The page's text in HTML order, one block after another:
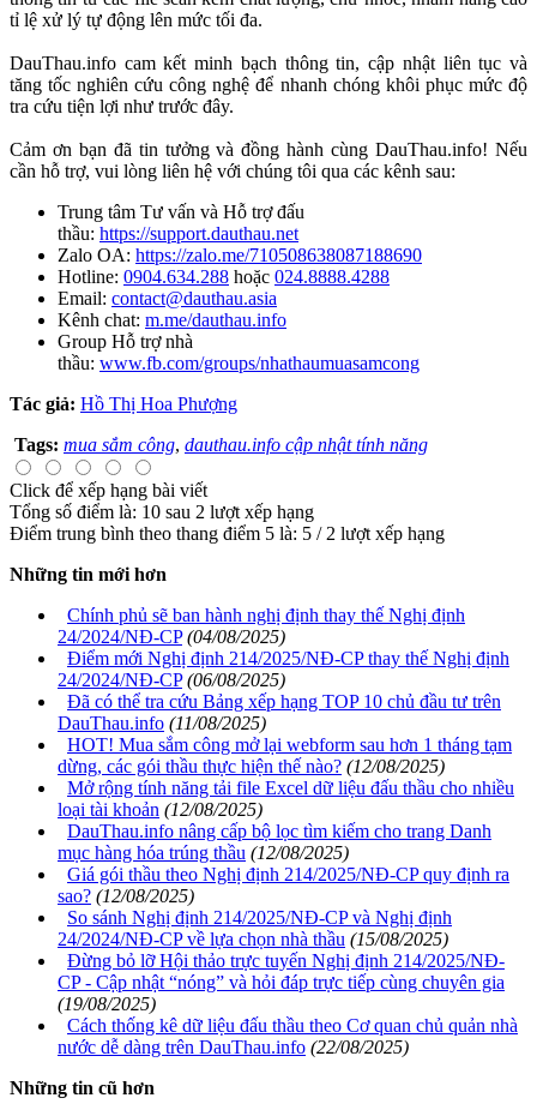
tỉ lệ xử lý tự động lên mức tối đa.
DauThau.info cam kết minh bạch thông tin, cập nhật liên tục và
tăng tốc nghiên cứu công nghệ để nhanh chóng khôi phục mức độ
tra cứu tiện lợi như trước đây.
Cảm ơn bạn đã tin tưởng và đồng hành cùng DauThau.info! Nếu
cần hỗ trợ, vui lòng liên hệ với chúng tôi qua các kênh sau:
Trung tâm Tư vấn và Hỗ trợ đấu
thầu: https://support.dauthau.net
Zalo OA: https://zalo.me/710508638087188690
Hotline: 0904.634.288 hoặc 024.8888.4288
Email: contact@dauthau.asia
Kênh chat: m.me/dauthau.info
Group Hỗ trợ nhà
thầu: www.fb.com/groups/nhathaumuasamcong
Tác giả: Hồ Thị Hoa Phượng
Tags: mua sắm công, dauthau.info cập nhật tính năng
Click để xếp hạng bài viết
Tổng số điểm là: 10 sau 2 lượt xếp hạng
Điểm trung bình theo thang điểm 5 là: 5 / 2 lượt xếp hạng
Những tin mới hơn
Chính phủ sẽ ban hành nghị định thay thế Nghị định
24/2024/NĐ-CP (04/08/2025)
Điểm mới Nghị định 214/2025/NĐ-CP thay thế Nghị định
24/2024/NĐ-CP (06/08/2025)
Đã có thể tra cứu Bảng xếp hạng TOP 10 chủ đầu tư trên
DauThau.info (11/08/2025)
HOT! Mua sắm công mở lại webform sau hơn 1 tháng tạm
dừng, các gói thầu thực hiện thế nào? (12/08/2025)
Mở rộng tính năng tải file Excel dữ liệu đấu thầu cho nhiều
loại tài khoản (12/08/2025)
DauThau.info nâng cấp bộ lọc tìm kiếm cho trang Danh
mục hàng hóa trúng thầu (12/08/2025)
Giá gói thầu theo Nghị định 214/2025/NĐ-CP quy định ra
sao? (12/08/2025)
So sánh Nghị định 214/2025/NĐ-CP và Nghị định
24/2024/NĐ-CP về lựa chọn nhà thầu (15/08/2025)
Đừng bỏ lỡ Hội thảo trực tuyến Nghị định 214/2025/NĐ-
CP - Cập nhật “nóng” và hỏi đáp trực tiếp cùng chuyên gia
(19/08/2025)
Cách thống kê dữ liệu đấu thầu theo Cơ quan chủ quản nhà
nước dễ dàng trên DauThau.info (22/08/2025)
Những tin cũ hơn